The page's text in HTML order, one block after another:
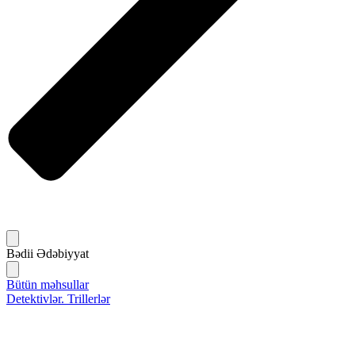
Bədii Ədəbiyyat
Bütün məhsullar
Detektivlər. Trillerlər